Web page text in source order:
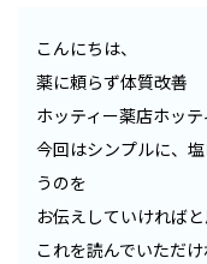
こんにちは、
薬に頼らず体質改善
ホッティー薬店ホッテ
今回はシンプルに、
うのを
お伝えしていければ
これを読んでいただ